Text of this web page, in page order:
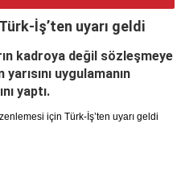
İş’ten uyarı geldi
kadroya değil sözleşmeye
yarısını uygulamanın
yaptı.
için Türk-İş’ten uyarı geldi